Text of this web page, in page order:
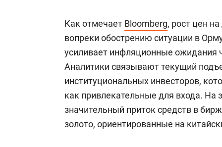
Как отмечает Bloomberg, рост цен
вопреки обострению ситуации в
усиливает инфляционные ожидания
Аналитики связывают текущий
институциональных инвесторов,
как привлекательные для входа. На
значительный приток средств в
золото, ориентированные на